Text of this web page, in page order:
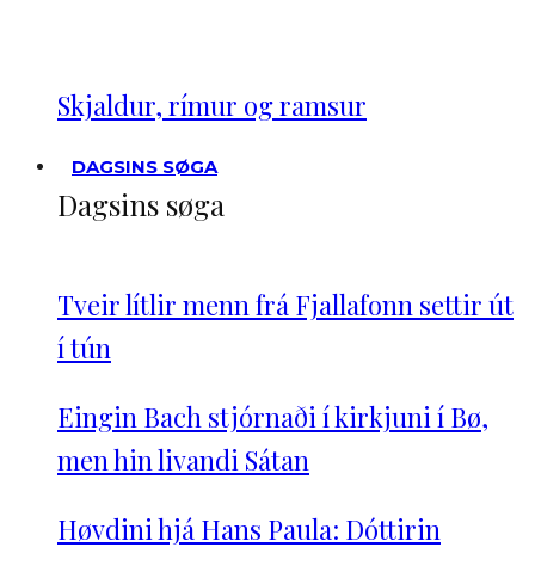
Skjaldur, rímur og ramsur
DAGSINS SØGA
Dagsins søga
Tveir lítlir menn frá Fjallafonn settir út
í tún
Eingin Bach stjórnaði í kirkjuni í Bø,
men hin livandi Sátan
Høvdini hjá Hans Paula: Dóttirin